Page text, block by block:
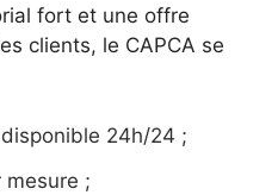
fort et une offre
clients, le CAPCA se
24h/24 ;
mesure ;